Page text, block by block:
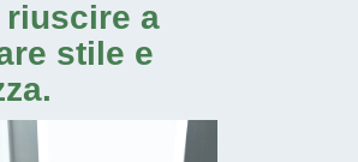
a
stile e